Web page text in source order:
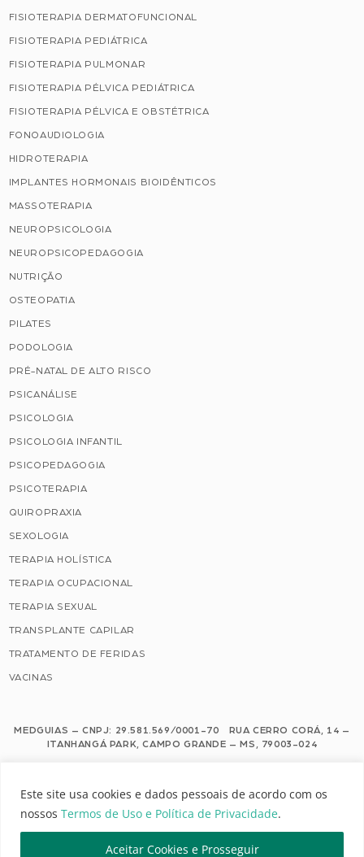
Este site usa cookies e dados pessoais de acordo com os
nossos Termos de Uso e Política de Privacidade.
Aceitar Cookies e Prosseguir
FISIOTERAPIA DERMATOFUNCIONAL
FISIOTERAPIA PEDIÁTRICA
FISIOTERAPIA PULMONAR
FISIOTERAPIA PÉLVICA PEDIÁTRICA
FISIOTERAPIA PÉLVICA E OBSTÉTRICA
FONOAUDIOLOGIA
HIDROTERAPIA
IMPLANTES HORMONAIS BIOIDÊNTICOS
MASSOTERAPIA
NEUROPSICOLOGIA
NEUROPSICOPEDAGOGIA
NUTRIÇÃO
OSTEOPATIA
PILATES
PODOLOGIA
PRÉ-NATAL DE ALTO RISCO
PSICANÁLISE
PSICOLOGIA
PSICOLOGIA INFANTIL
PSICOPEDAGOGIA
PSICOTERAPIA
QUIROPRAXIA
SEXOLOGIA
TERAPIA HOLÍSTICA
TERAPIA OCUPACIONAL
TERAPIA SEXUAL
TRANSPLANTE CAPILAR
TRATAMENTO DE FERIDAS
VACINAS
MEDGUIAS – CNPJ: 29.581.569/0001-70 RUA CERRO CORÁ, 14 –
ITANHANGÁ PARK, CAMPO GRANDE – MS, 79003-024
Este site usa cookies e dados pessoais de acordo com os nossos Termos de
Uso e Política de Privacidade.